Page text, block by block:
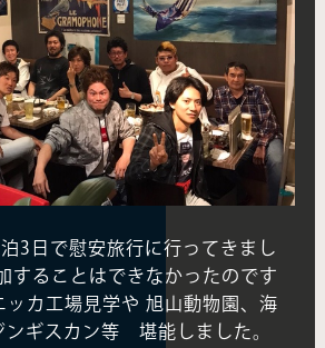
3日で慰安旅行に行ってきまし
することはできなかったのです
カ工場見学や 旭山動物園、海
ンギスカン等 堪能しました。